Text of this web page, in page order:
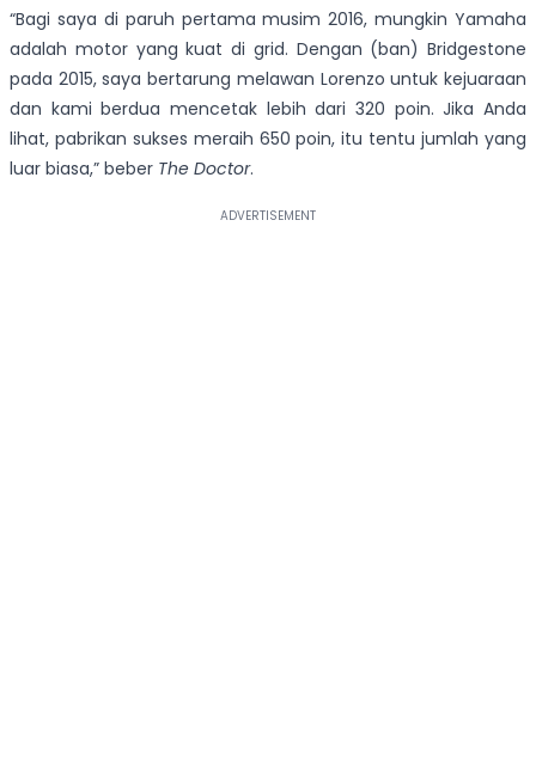
“Bagi saya di paruh pertama musim 2016, mungkin Yamaha
adalah motor yang kuat di grid. Dengan (ban) Bridgestone
pada 2015, saya bertarung melawan Lorenzo untuk kejuaraan
dan kami berdua mencetak lebih dari 320 poin. Jika Anda
lihat, pabrikan sukses meraih 650 poin, itu tentu jumlah yang
luar biasa,” beber The Doctor.